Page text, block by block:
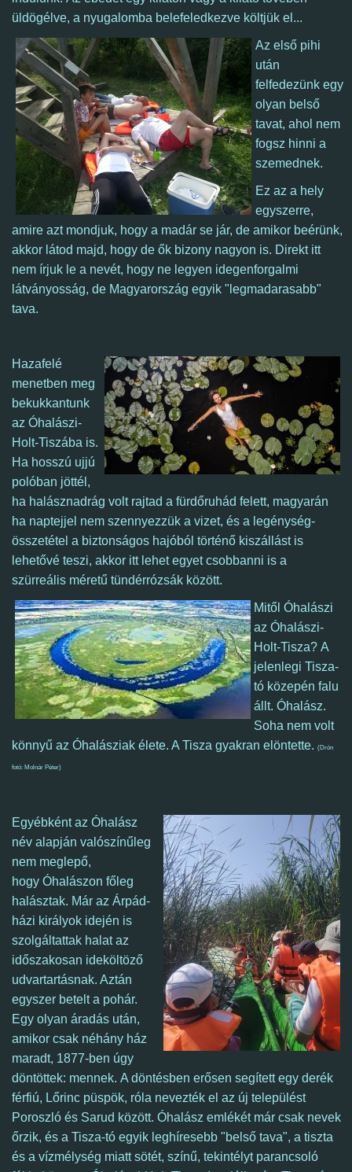
üldögélve, a nyugalomba belefeledkezve költjük el...
Az első pihi
után
felfedezünk egy
olyan belső
tavat, ahol nem
fogsz hinni a
szemednek.
Ez az a hely
egyszerre,
amire azt mondjuk, hogy a madár se jár, de amikor beérünk,
akkor látod majd, hogy de ők bizony nagyon is. Direkt itt
nem írjuk le a nevét, hogy ne legyen idegenforgalmi
látványosság, de Magyarország egyik "legmadarasabb"
tava.
Hazafelé
menetben meg
bekukkantunk
az Óhalászi-
Holt-Tiszába is.
Ha hosszú ujjú
polóban jöttél,
ha halásznadrág volt rajtad a fürdőruhád felett, magyarán
ha naptejjel nem szennyezzük a vizet, és a legénység-
összetétel a biztonságos hajóból történő kiszállást is
lehetővé teszi, akkor itt lehet egyet csobbanni is a
szürreális méretű tündérrózsák között.
Mitől Óhalászi
az Óhalászi-
Holt-Tisza? A
jelenlegi Tisza-
tó közepén falu
állt. Óhalász.
Soha nem volt
könnyű az Óhalásziak élete. A Tisza gyakran elöntette. (Drón
fotó: Molnár Péter)
Egyébként az Óhalász
név alapján valószínűleg
nem meglepő,
hogy Óhalászon főleg
halásztak. Már az Árpád-
házi királyok idején is
szolgáltattak halat az
időszakosan ideköltöző
udvartartásnak. Aztán
egyszer betelt a pohár.
Egy olyan áradás után,
amikor csak néhány ház
maradt, 1877-ben úgy
döntöttek: mennek. A döntésben erősen segített egy derék
férfiú, Lőrinc püspök, róla nevezték el az új települést
Poroszló és Sarud között. Óhalász emlékét már csak nevek
őrzik, és a Tisza-tó egyik leghíresebb "belső tava", a tiszta
és a vízmélység miatt sötét, színű, tekintélyt parancsoló